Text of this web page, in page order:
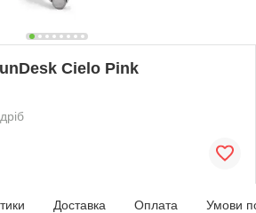
Cielo Pink
Доставка Оплата Умови